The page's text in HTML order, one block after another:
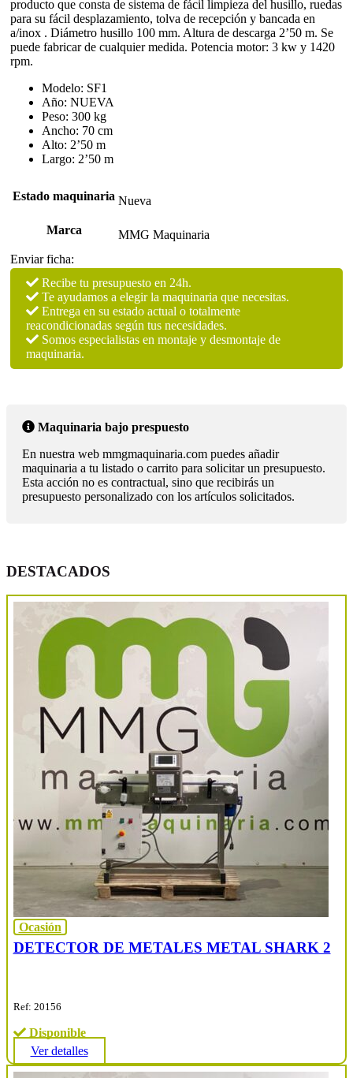
de
nueva
construcción
cantidad
producto que consta de sistema de fácil limpieza del husillo, ruedas
para su fácil desplazamiento, tolva de recepción y bancada en
a/inox . Diámetro husillo 100 mm. Altura de descarga 2’50 m. Se
puede fabricar de cualquier medida. Potencia motor: 3 kw y 1420
rpm.
Modelo: SF1
Año: NUEVA
Peso: 300 kg
Ancho: 70 cm
Alto: 2’50 m
Largo: 2’50 m
Estado maquinaria Nueva
Marca
MMG Maquinaria
Enviar ficha:
Recibe tu presupuesto en 24h.
Te ayudamos a elegir la maquinaria que necesitas.
Entrega en su estado actual o totalmente
reacondicionadas según tus necesidades.
Somos especialistas en montaje y desmontaje de
maquinaria.
Maquinaria bajo prespuesto
En nuestra web mmgmaquinaria.com puedes añadir
maquinaria a tu listado o carrito para solicitar un presupuesto.
Esta acción no es contractual, sino que recibirás un
presupuesto personalizado con los artículos solicitados.
DESTACADOS
Ocasión
DETECTOR DE METALES METAL SHARK 2
Ref: 20156
Disponible
Ver detalles